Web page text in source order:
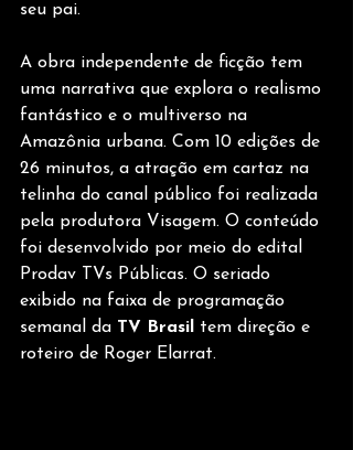
seu pai.
A obra independente de ficção tem
uma narrativa que explora o realismo
fantástico e o multiverso na
Amazônia urbana. Com 10 edições de
26 minutos, a atração em cartaz na
telinha do canal público foi realizada
pela produtora Visagem. O conteúdo
foi desenvolvido por meio do edital
Prodav TVs Públicas. O seriado
exibido na faixa de programação
semanal da TV Brasil
tem direção e
roteiro de Roger Elarrat.